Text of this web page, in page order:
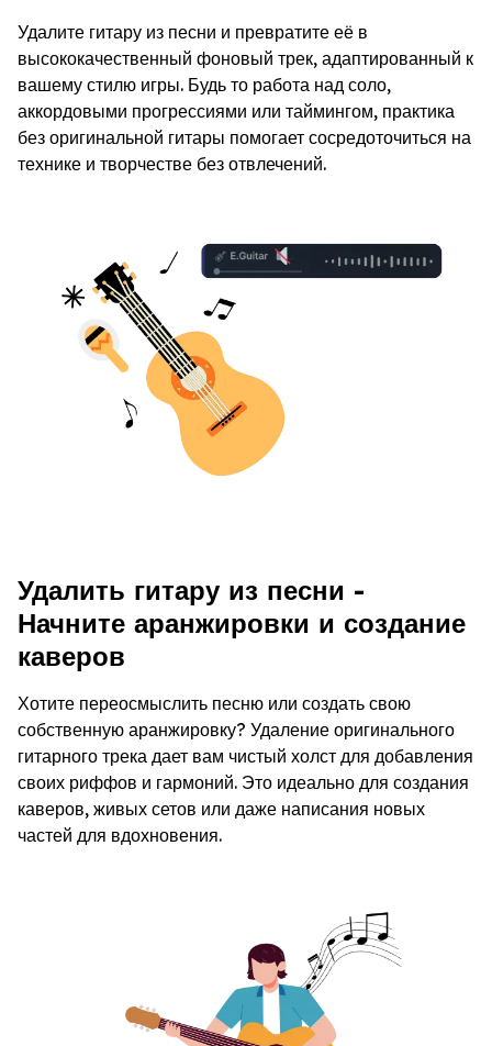
Удалите гитару из песни и превратите её в
высококачественный фоновый трек, адаптированный к
вашему стилю игры. Будь то работа над соло,
аккордовыми прогрессиями или таймингом, практика
без оригинальной гитары помогает сосредоточиться на
технике и творчестве без отвлечений.
Удалить гитару из песни -
Начните аранжировки и создание
каверов
Хотите переосмыслить песню или создать свою
собственную аранжировку? Удаление оригинального
гитарного трека дает вам чистый холст для добавления
своих риффов и гармоний. Это идеально для создания
каверов, живых сетов или даже написания новых
частей для вдохновения.